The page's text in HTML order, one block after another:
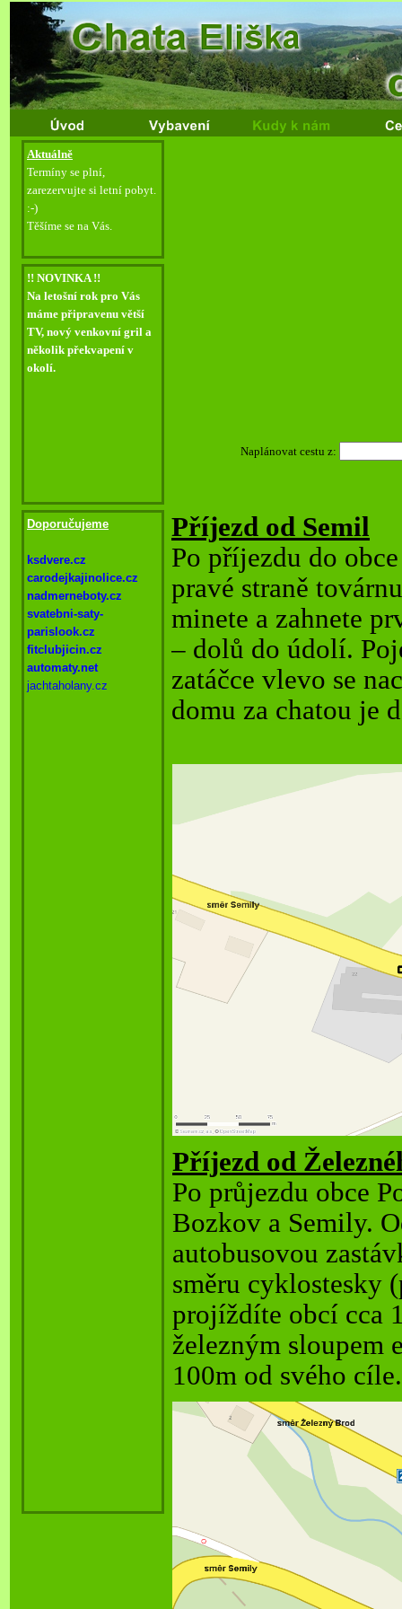
Aktuálně
Termíny se plní,
zarezervujte si letní pobyt.
:-)
Těšíme se na Vás.
!! NOVINKA !!
Na letošní rok pro Vás
máme připravenu větší
TV, nový venkovní gril a
několik překvapení v
okolí.
Naplánovat cestu z:
Doporučujeme
ksdvere.cz
carodejkajinolice.cz
nadmerneboty.cz
svatebni-saty-
parislook.cz
fitclubjicin.cz
automaty.net
jachtaholany.cz
Příjezd od Semil
Po příjezdu do
pravé straně
minete a zahnete
– dolů do údolí.
zatáčce vlevo se
domu za chatou je
Příjezd od
Po průjezdu obce
Bozkov a Semily.
autobusovou
směru cyklostesky
projíždíte obcí cca
železným sloupem
100m od svého